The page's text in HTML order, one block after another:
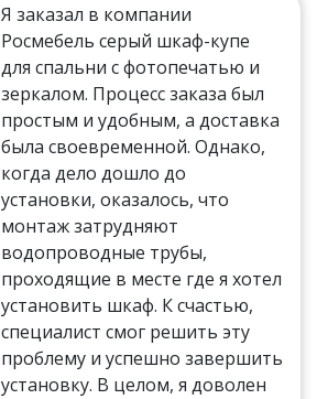
Я заказал в компании
Росмебель серый шкаф-купе
для спальни с фотопечатью и
зеркалом. Процесс заказа был
простым и удобным, а доставка
была своевременной. Однако,
когда дело дошло до
установки, оказалось, что
монтаж затрудняют
водопроводные трубы,
проходящие в месте где я хотел
установить шкаф. К счастью,
специалист смог решить эту
проблему и успешно завершить
установку. В целом, я доволен